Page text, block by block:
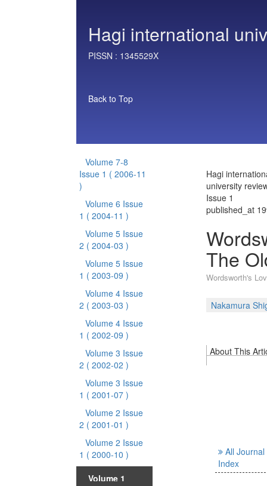
Hagi international
PISSN : 1345529X
Back to Top
Volume 7-8
Issue 1 ( 2006-11
)
Volume 6 Issue
1 ( 2004-11 )
Volume 5 Issue
2 ( 2004-03 )
Volume 5 Issue
1 ( 2003-09 )
Volume 4 Issue
2 ( 2003-03 )
Volume 4 Issue
1 ( 2002-09 )
Volume 3 Issue
2 ( 2002-02 )
Volume 3 Issue
1 ( 2001-07 )
Volume 2 Issue
2 ( 2001-01 )
Volume 2 Issue
1 ( 2000-10 )
Volume 1
Hagi
university
Issue 1
published_at
The
Wordsworth's
Nakamura
About This
All Journal
Index